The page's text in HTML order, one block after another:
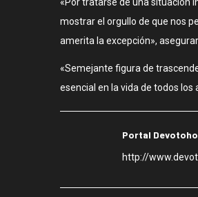
«Por tratarse de una situación
mostrar el orgullo de que nos
amerita la excepción»,
«Semejante figura de
esencial en la vida de todos
Portal
http://